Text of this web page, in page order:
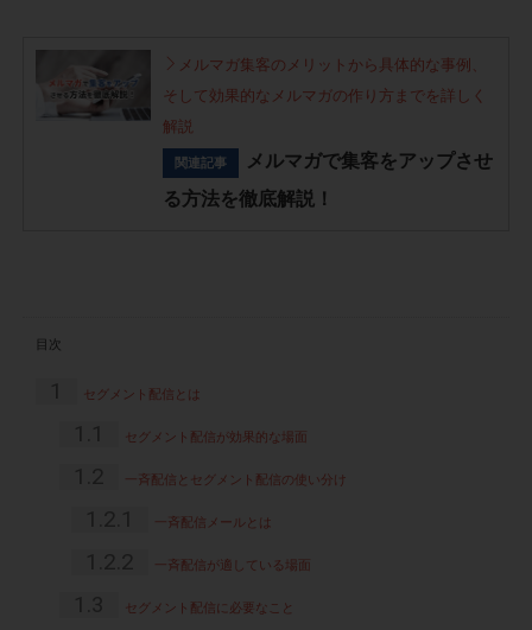
メルマガ集客のメリットから具体的な事例、
そして効果的なメルマガの作り方までを詳しく
解説
関連記事
メルマガで集客をアップさせ
る方法を徹底解説！
目次
セグメント配信とは
セグメント配信が効果的な場面
一斉配信とセグメント配信の使い分け
一斉配信メールとは
一斉配信が適している場面
セグメント配信に必要なこと